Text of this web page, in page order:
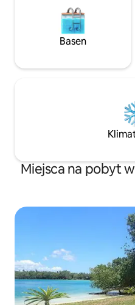
Basen
Miejsca na pobyt